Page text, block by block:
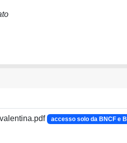
accesso solo da BNCF e